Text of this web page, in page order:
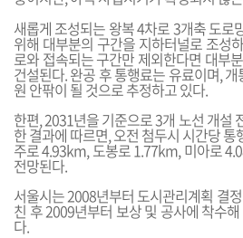
새롭게 조성되는 왕복 4차로 3개축 도로
위해 대부분의 구간을 지하터널로 조성
로와 접속되는 구간만 제외한다면 대부
건설된다. 완공 후 통행료는 유료이며,
원 안팎이 될 것으로 추정하고 있다.
한편, 2031년을 기준으로 3개 노선 개설
한 결과에 따르면, 오전 첨두시 시간당
주로 4.93km, 도봉로 1.77km, 미아로
전망된다.
서울시는 2008년부터 도시관리계획 결
친 후 2009년부터 보상 및 공사에 착수
다.